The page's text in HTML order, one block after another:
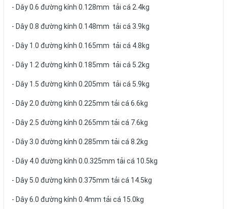
- Dây 0.6 đường kính 0.128mm tải cá 2.4kg
- Dây 0.8 đường kính 0.148mm tải cá 3.9kg
- Dây 1.0 đường kính 0.165mm tải cá 4.8kg
- Dây 1.2 đường kính 0.185mm tải cá 5.2kg
- Dây 1.5 đường kính 0.205mm tải cá 5.9kg
- Dây 2.0 đường kính 0.225mm tải cá 6.6kg
- Dây 2.5 đường kính 0.265mm tải cá 7.6kg
- Dây 3.0 đường kính 0.285mm tải cá 8.2kg
- Dây 4.0 đường kính 0.0.325mm tải cá 10.5kg
- Dây 5.0 đường kính 0.375mm tải cá 14.5kg
- Dây 6.0 đường kính 0.4mm tải cá 15.0kg